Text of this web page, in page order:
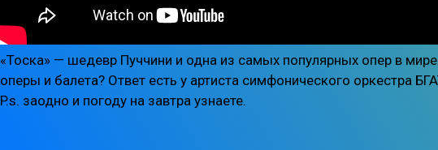
«Тоска» — шедевр Пуччини и одна из самых популярных опер в
оперы и балета? Ответ есть у артиста симфонического оркестра
P.s. заодно и погоду на завтра узнаете.